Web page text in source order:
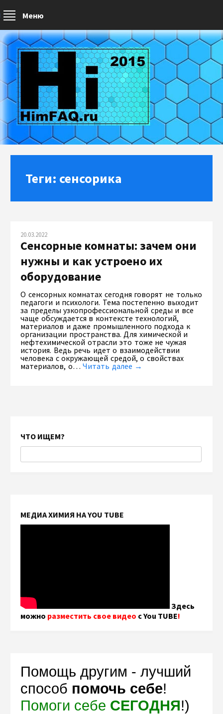
Меню
Теги: сенсорика
20.03.2022
Сенсорные комнаты: зачем они
нужны и как устроено их
оборудование
О сенсорных комнатах сегодня говорят не только
педагоги и психологи. Тема постепенно выходит
за пределы узкопрофессиональной среды и все
чаще обсуждается в контексте технологий,
материалов и даже промышленного подхода к
организации пространства. Для химической и
нефтехимической отрасли это тоже не чужая
история. Ведь речь идет о взаимодействии
человека с окружающей средой, о свойствах
материалов, о…Читать далее →
ЧТО ИЩЕМ?
МЕДИА ХИМИЯ НА YOU TUBE
Здесь
можно разместить свое видео с You TUBE!
Помощь другим - лучший
способ помочь себе!
Помоги себе СЕГОДНЯ!)